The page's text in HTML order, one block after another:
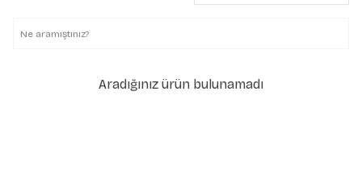
Aradığınız ürün bulunamadı